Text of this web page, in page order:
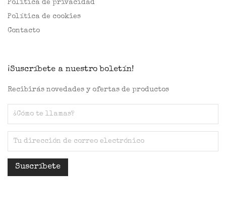
Política de privacidad
Política de cookies
Contacto
¡Suscríbete a nuestro boletín!
Recibirás novedades y ofertas de productos